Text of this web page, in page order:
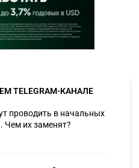
TELEGRAM-КАНАЛЕ
проводить в начальных
Чем их заменят?